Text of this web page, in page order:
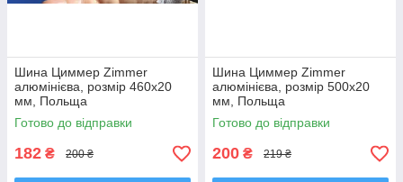
Шина Циммер Zimmer
алюмінієва, розмір 460х20
мм, Польща
Готово до відправки
182 ₴ 200 ₴
Шина Циммер Zimmer
алюмінієва, розмір 500х20
мм, Польща
Готово до відправки
200 ₴ 219 ₴